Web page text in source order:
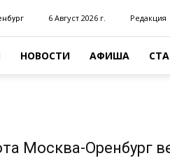
6 Август 2026 г. Редакция
НОВОСТИ АФИША
Москва-Оренбург